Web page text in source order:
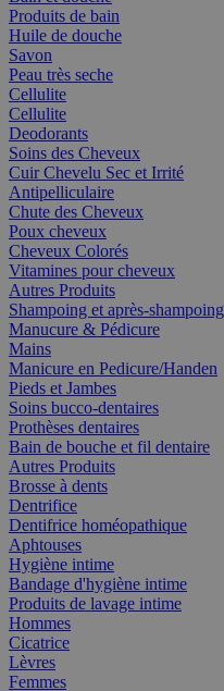
Produits de bain
Huile de douche
Savon
Peau très seche
Cellulite
Cellulite
Deodorants
Soins des Cheveux
Cuir Chevelu Sec et Irrité
Antipelliculaire
Chute des Cheveux
Poux cheveux
Cheveux Colorés
Vitamines pour cheveux
Autres Produits
Shampoing et après-shampoing
Manucure & Pédicure
Mains
Manicure en Pedicure/Handen
Pieds et Jambes
Soins bucco-dentaires
Prothèses dentaires
Bain de bouche et fil dentaire
Autres Produits
Brosse à dents
Dentrifice
Dentifrice homéopathique
Aphtouses
Hygiène intime
Bandage d'hygiène intime
Produits de lavage intime
Hommes
Cicatrice
Lèvres
Femmes